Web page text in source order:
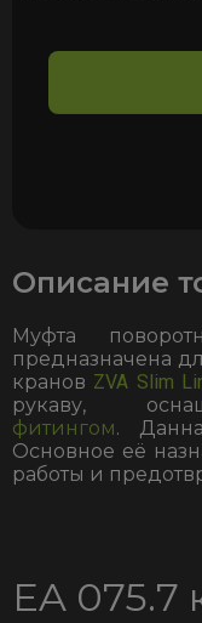
Описание
Муфта
предназначена
кранов ZVA Slim
рукаву,
фитингом.
Основное её
работы и
EA 075.7